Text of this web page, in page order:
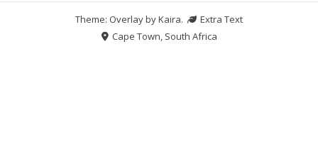
Theme: Overlay byKaira.
Extra Text
Cape Town, South Africa